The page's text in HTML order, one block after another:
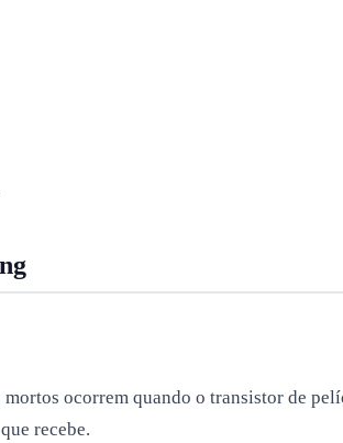
mortos ocorrem quando o transistor de
recebe.